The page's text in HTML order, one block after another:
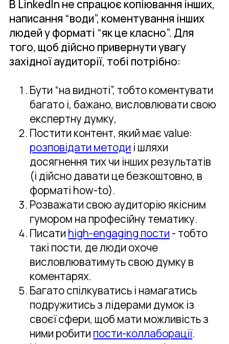
В LinkedIn не спрацює копіювання інших,
написання “води”, коментування інших
людей у форматі “як це класно”. Для
того, щоб дійсно привернути увагу
західної аудиторії, тобі потрібно:
Бути “на видноті”, тобто коментувати
багато і, бажано, висловлювати свою
експертну думку,
Постити контент, який має value:
розповідати методи і шляхи
досягнення тих чи інших результатів
(і дійсно давати це безкоштовно, в
форматі how-to).
Розважати свою аудиторію якісним
гумором на професійну тематику.
Писати high-engaging пости - тобто
такі пости, де люди охоче
висловлюватимуть свою думку в
коментарях.
Багато спілкуватись і намагатись
подружитись з лідерами думок із
своєї сфери, щоб мати можливість з
ними робити пости-коллаборації.